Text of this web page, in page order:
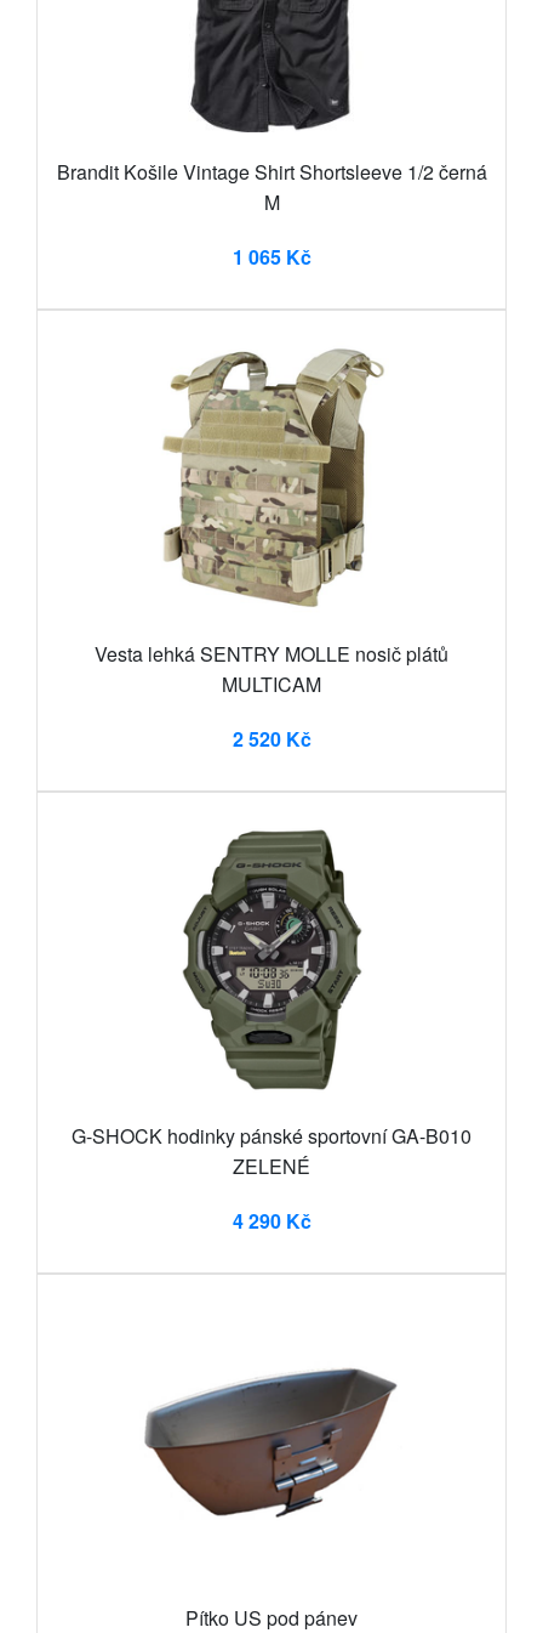
Brandit Košile Vintage Shirt Shortsleeve 1/2 černá
M
1 065 Kč
Vesta lehká SENTRY MOLLE nosič plátů
MULTICAM
2 520 Kč
G-SHOCK hodinky pánské sportovní GA-B010
ZELENÉ
4 290 Kč
Pítko US pod pánev